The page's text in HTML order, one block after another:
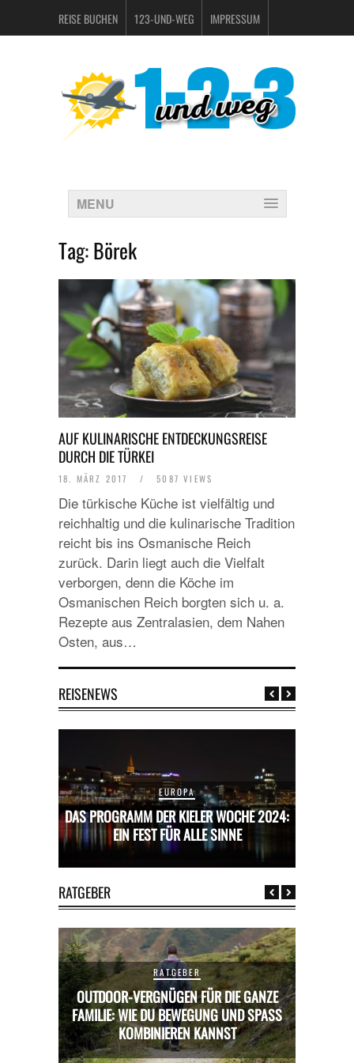
REISE BUCHEN 123-UND-WEG IMPRESSUM
MENU
Tag:Börek
AUF KULINARISCHE ENTDECKUNGSREISE
DURCH DIE TÜRKEI
18. MÄRZ 2017 / 5087 VIEWS
Die türkische Küche ist vielfältig und
reichhaltig und die kulinarische Tradition
reicht bis ins Osmanische Reich
zurück. Darin liegt auch die Vielfalt
verborgen, denn die Köche im
Osmanischen Reich borgten sich u. a.
Rezepte aus Zentralasien, dem Nahen
Osten, aus…
REISENEWS
EUROPA
DAS PROGRAMM DER KIELER WOCHE 2024:
EIN FEST FÜR ALLE SINNE
RATGEBER
RATGEBER
OUTDOOR-VERGNÜGEN FÜR DIE GANZE
FAMILIE: WIE DU BEWEGUNG UND SPASS K
OMBINIEREN KANNST